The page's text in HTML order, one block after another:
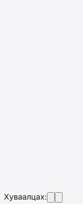
Хуваалцах: